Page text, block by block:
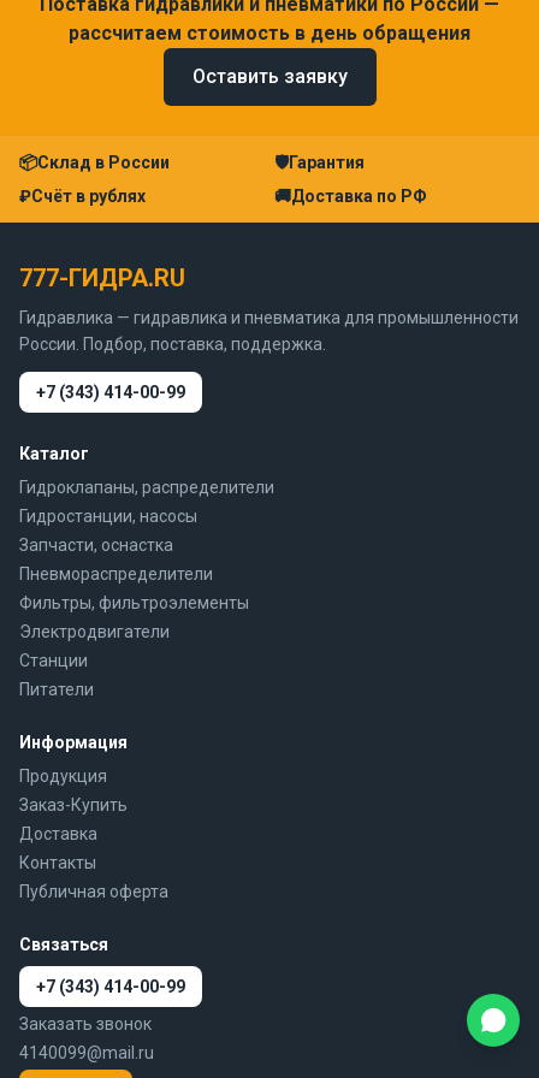
Поставка гидравлики и пневматики по России —
рассчитаем стоимость в день обращения
Оставить заявку
📦Склад в России 🛡Гарантия
₽Счёт в рублях 🚚Доставка по РФ
777-ГИДРА.RU
Гидравлика — гидравлика и пневматика для промышленности
России. Подбор, поставка, поддержка.
+7 (343) 414-00-99
Каталог
Гидроклапаны, распределители
Гидростанции, насосы
Запчасти, оснастка
Пневмораспределители
Фильтры, фильтроэлементы
Электродвигатели
Станции
Питатели
Информация
Продукция
Заказ-Купить
Доставка
Контакты
Публичная оферта
Связаться
+7 (343) 414-00-99
Заказать звонок
4140099@mail.ru